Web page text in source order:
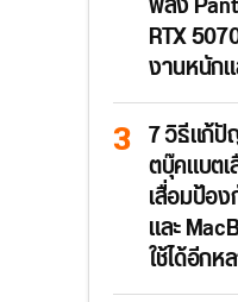
RTX
งานหนัก
7 วิธีแก้ปั
ตบุ๊คแบต
เสื่อมป้อ
และ
ใช้ได้อีกห